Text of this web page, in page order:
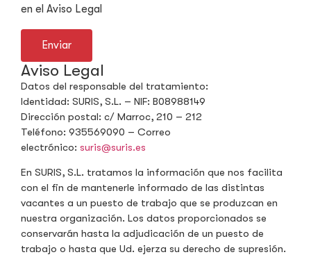
en el Aviso Legal
Enviar
Aviso Legal
Datos del responsable del tratamiento:
Identidad: SURIS, S.L. – NIF: B08988149
Dirección postal: c/ Marroc, 210 – 212
Teléfono: 935569090 – Correo
electrónico: suris@suris.es
En SURIS, S.L. tratamos la información que nos facilita
con el fin de mantenerle informado de las distintas
vacantes a un puesto de trabajo que se produzcan en
nuestra organización. Los datos proporcionados se
conservarán hasta la adjudicación de un puesto de
trabajo o hasta que Ud. ejerza su derecho de supresión.